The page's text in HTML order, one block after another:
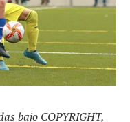
bajo COPYRIGHT,